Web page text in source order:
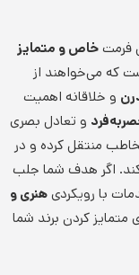
فرمتخاص و متمایز
که می‌خواهند از
و خلاقانه اهمیت
و تعادل بصری
منتقل کرده و در
اگر هدف شما جلب
با رویکردیهنری و
متمایز کردن برند شما